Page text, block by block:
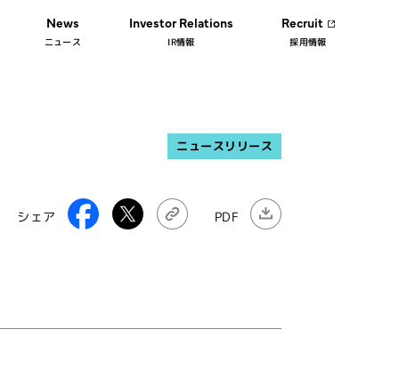
News
ニュース
Investor Relations
IR情報
Recruit
採用情報
ニュースリリース
シェア PDF